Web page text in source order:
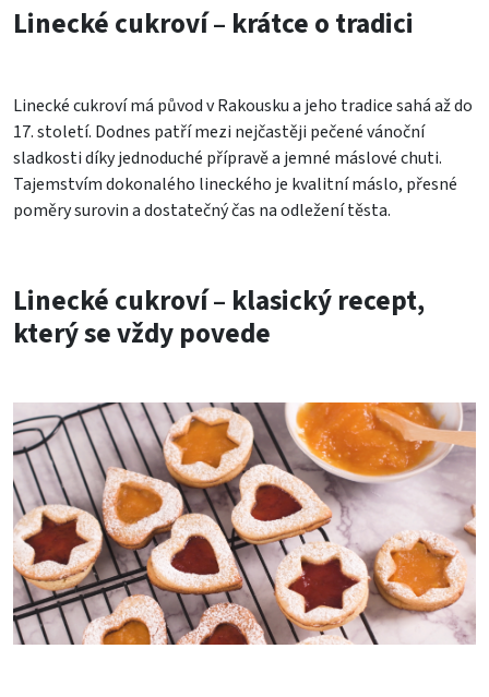
Linecké cukroví – krátce o tradici
Linecké cukroví má původ v Rakousku a jeho tradice sahá až do
17. století. Dodnes patří mezi nejčastěji pečené vánoční
sladkosti díky jednoduché přípravě a jemné máslové chuti.
Tajemstvím dokonalého lineckého je kvalitní máslo, přesné
poměry surovin a dostatečný čas na odležení těsta.
Linecké cukroví – klasický recept,
který se vždy povede